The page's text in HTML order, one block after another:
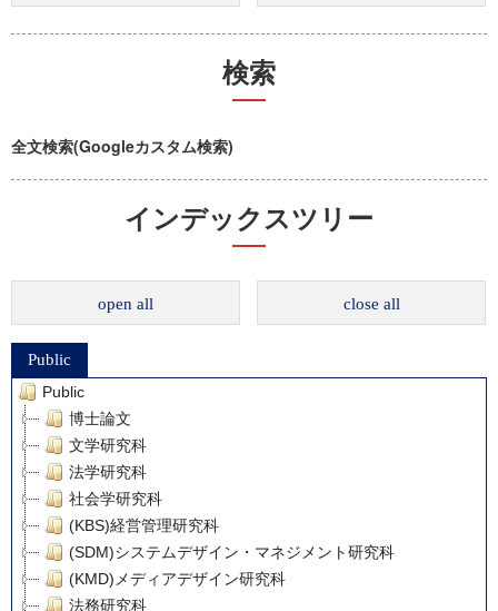
検索
全文検索(Googleカスタム検索)
インデックスツリー
open all close all
Public
Public
博士論文
文学研究科
法学研究科
社会学研究科
(KBS)経営管理研究科
(SDM)システムデザイン・マネジメント研究科
(KMD)メディアデザイン研究科
法務研究科